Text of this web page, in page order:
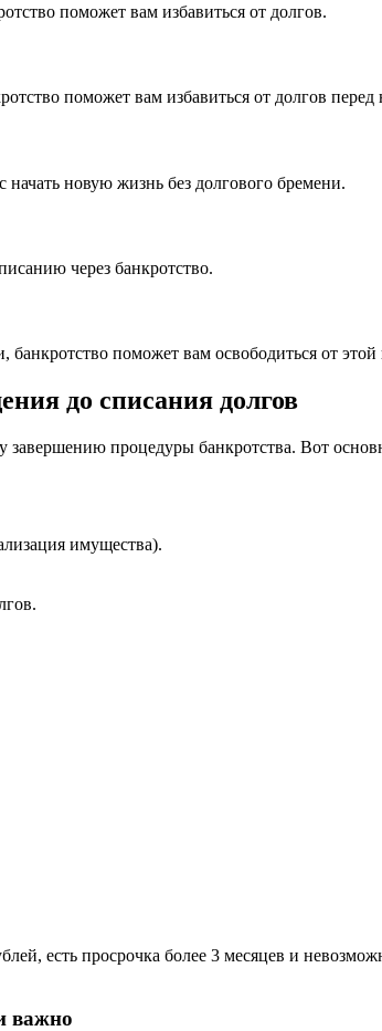
поможет вам избавиться от долгов.
поможет вам избавиться от долгов перед
новую жизнь без долгового бремени.
через банкротство.
банкротство поможет вам освободиться от
до списания долгов
завершению процедуры банкротства. Вот
имущества).
есть просрочка более 3 месяцев и
важно